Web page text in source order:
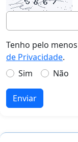
Tenho pelo
de Privacidade.
Sim
Não
Enviar